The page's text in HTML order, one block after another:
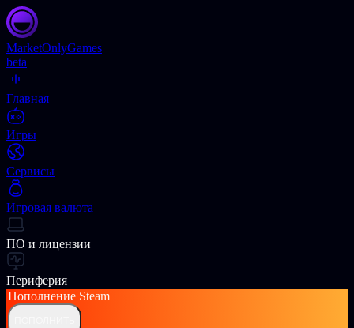
MarketOnlyGames
beta
Главная
Игры
Сервисы
Игровая валюта
ПО и лицензии
Периферия
Пополнение Steam